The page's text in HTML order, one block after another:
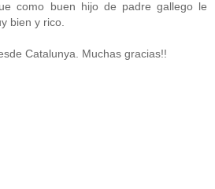
como buen hijo de padre gallego le
bien y rico.
Catalunya. Muchas gracias!!